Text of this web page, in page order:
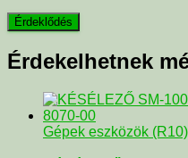
Érdekelhetnek
Gépek eszközök (R10)